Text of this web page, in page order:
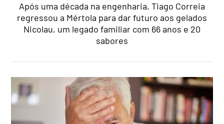
Após uma década na engenharia, Tiago Correia
regressou a Mértola para dar futuro aos gelados
Nicolau, um legado familiar com 66 anos e 20
sabores